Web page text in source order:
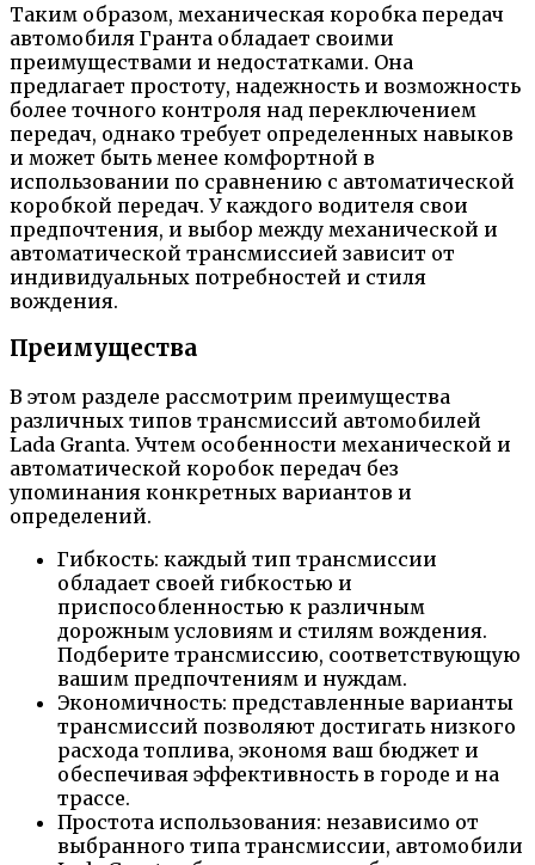
Таким образом, механическая коробка передач
автомобиля Гранта обладает своими
преимуществами и недостатками. Она
предлагает простоту, надежность и возможность
более точного контроля над переключением
передач, однако требует определенных навыков
и может быть менее комфортной в
использовании по сравнению с автоматической
коробкой передач. У каждого водителя свои
предпочтения, и выбор между механической и
автоматической трансмиссией зависит от
индивидуальных потребностей и стиля
вождения.
Преимущества
В этом разделе рассмотрим преимущества
различных типов трансмиссий автомобилей
Lada Granta. Учтем особенности механической и
автоматической коробок передач без
упоминания конкретных вариантов и
определений.
Гибкость: каждый тип трансмиссии
обладает своей гибкостью и
приспособленностью к различным
дорожным условиям и стилям вождения.
Подберите трансмиссию, соответствующую
вашим предпочтениям и нуждам.
Экономичность: представленные варианты
трансмиссий позволяют достигать низкого
расхода топлива, экономя ваш бюджет и
обеспечивая эффективность в городе и на
трассе.
Простота использования: независимо от
выбранного типа трансмиссии, автомобили